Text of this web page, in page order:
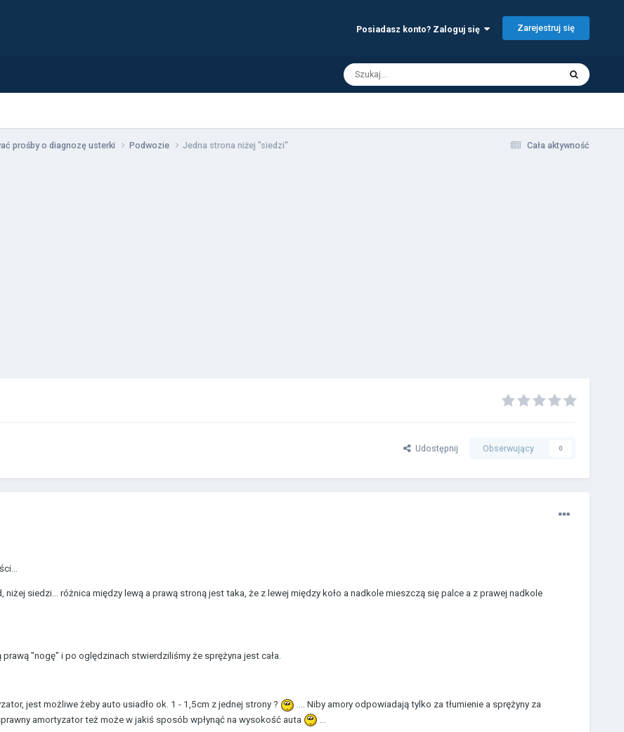
Posiadasz konto? Zaloguj się Zarejestruj się
Cała aktywność
prośby o diagnozę usterki Podwozie Jedna strona niżej "siedzi"
Udostępnij Obserwujący 0
siedzi... różnica między lewą a prawą stroną jest taka, że z lewej między koło a nadkole mieszczą się palce a z prawej nadkole
prawą "nogę" i po oględzinach stwierdziliśmy że sprężyna jest cała.
jest możliwe żeby auto usiadło ok. 1 - 1,5cm z jednej strony ?
.... Niby amory odpowiadają tylko za tłumienie a sprężyny za
amortyzator też może w jakiś sposób wpłynąć na wysokość auta